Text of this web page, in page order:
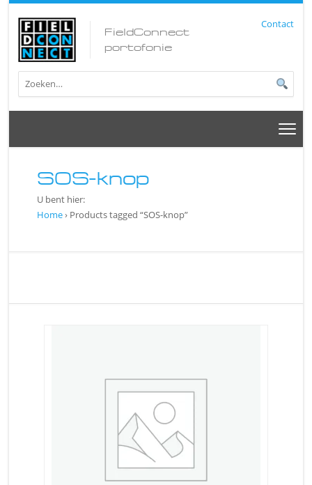
FieldConnect
portofonie
Contact
SOS-knop
U bent hier:
Home› Products tagged “SOS-knop”